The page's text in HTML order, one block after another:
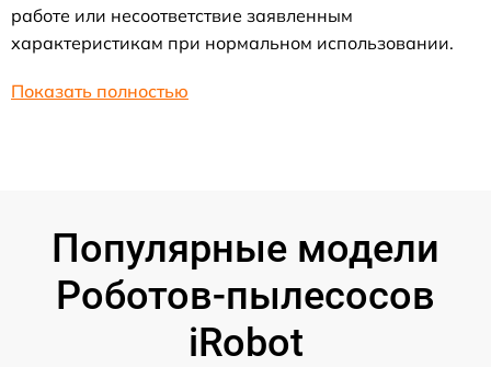
работе или несоответствие заявленным
характеристикам при нормальном использовании.
Показать полностью
Популярные модели
Роботов-пылесосов
iRobot